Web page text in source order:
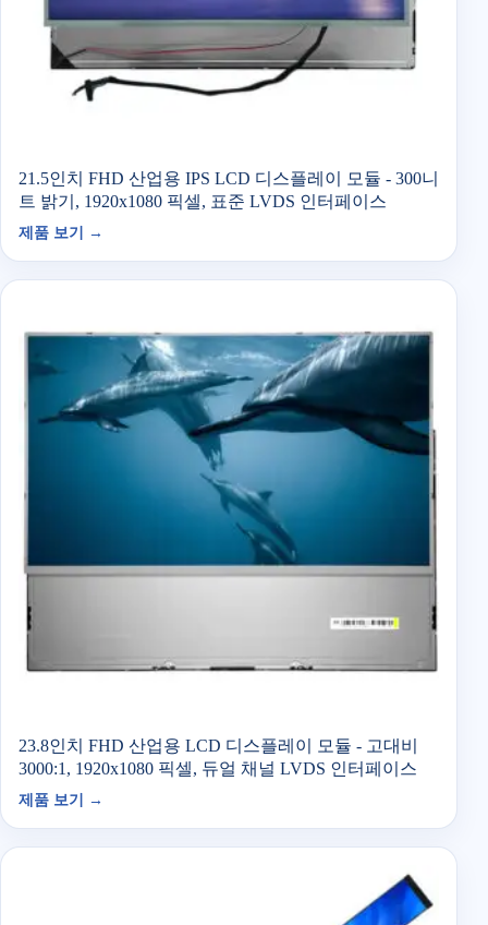
21.5인치 FHD 산업용 IPS LCD 디스플레이 모듈 - 300니
트 밝기, 1920x1080 픽셀, 표준 LVDS 인터페이스
제품 보기 →
23.8인치 FHD 산업용 LCD 디스플레이 모듈 - 고대비
3000:1, 1920x1080 픽셀, 듀얼 채널 LVDS 인터페이스
제품 보기 →